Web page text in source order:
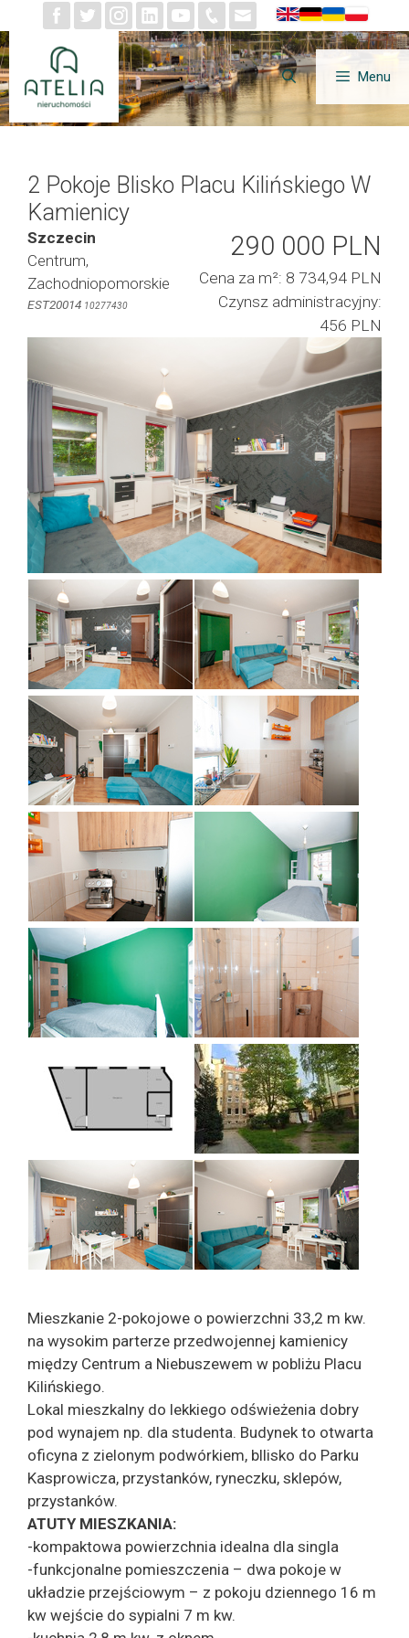
do
treści
Menu
2 Pokoje Blisko Placu Kilińskiego W
Kamienicy
Szczecin
Centrum,
Zachodniopomorskie
EST20014 10277430
290 000 PLN
Cena za m²: 8 734,94 PLN
Czynsz administracyjny:
456 PLN
Mieszkanie 2-pokojowe o powierzchni 33,2 m kw.
na wysokim parterze przedwojennej kamienicy
między Centrum a Niebuszewem w pobliżu Placu
Kilińskiego.
Lokal mieszkalny do lekkiego odświeżenia dobry
pod wynajem np. dla studenta. Budynek to otwarta
oficyna z zielonym podwórkiem, bllisko do Parku
Kasprowicza, przystanków, ryneczku, sklepów,
przystanków.
ATUTY MIESZKANIA:
-kompaktowa powierzchnia idealna dla singla
-funkcjonalne pomieszczenia – dwa pokoje w
układzie przejściowym – z pokoju dziennego 16 m
kw wejście do sypialni 7 m kw.